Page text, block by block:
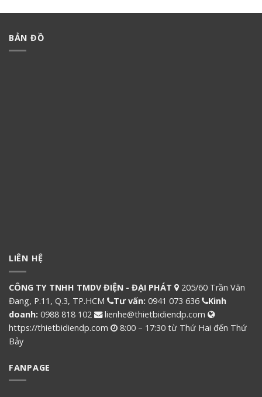
BẢN ĐỒ
LIÊN HỆ
CÔNG TY TNHH TMDV ĐIỆN - ĐẠI PHÁT
205/60 Trần Văn
Đang, P.11, Q.3, TP.HCM
Tư vấn: 0941 073 636
Kinh
doanh: 0988 818 102
lienhe@thietbidiendp.com
https://thietbidiendp.com
8:00 – 17:30 từ Thứ Hai đến Thứ
Bảy
FANPAGE